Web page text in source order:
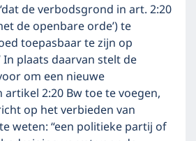
de verbodsgrond in art. 2:20
de openbare orde’) te
toepasbaar te zijn op
plaats daarvan stelt de
om een nieuwe
2:20 Bw toe te voegen,
op het verbieden van
weten: “een politieke partij of